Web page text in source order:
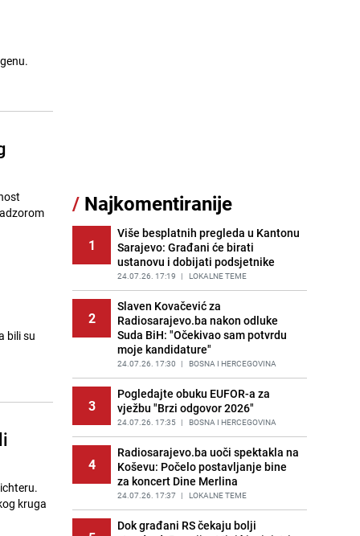
bili su
11
oduzeo zastavu s ljiljanima i
sankcionisao vozača iz Bosanskog
Novog
PRIJE 2 DANA | BOSNA I HERCEGOVINA
12
Kao iz slastičarne: Rolada od
čokolade i kokosa bez pečenja,
jednostavan desert bez imalo muke
PRIJE 2 DANA | RECEPTI
Tajna savršenog makedonskog
ajvara: Stari recept za kremast i
bogat okus
PRIJE 2 DANA RECEPTI
14
Tuga potresla grad na Uni:
Preminula Lejla Muhić (39),
sugrađani u nevjerici
PRIJE 2 DANA | BOSNA I HERCEGOVINA
15
Borba trajala satima: Pogledajte
'grdosiju' od skoro tri metra koju su
braća izvukla iz mora
/ Najkomentiranije
1
Više besplatnih pregleda u Kantonu
Sarajevo: Građani će birati
ustanovu i dobijati podsjetnike
24.07.26. 17:19 | LOKALNE TEME
2
Slaven Kovačević za
Radiosarajevo.ba nakon odluke
Suda BiH: "Očekivao sam potvrdu
moje kandidature"
24.07.26. 17:30 | BOSNA I HERCEGOVINA
3
Pogledajte obuku EUFOR-a za
vježbu "Brzi odgovor 2026"
24.07.26. 17:35 | BOSNA I HERCEGOVINA
4
Radiosarajevo.ba uoči spektakla na
Koševu: Počelo postavljanje bine
za koncert Dine Merlina
24.07.26. 17:37 | LOKALNE TEME
Dok građani RS čekaju bolji